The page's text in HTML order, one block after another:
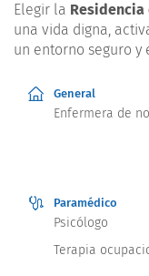
Elegir la Residencia
una vida digna,
un entorno seguro y
General
Enfermera de
Paramédico
Psicólogo
Terapia